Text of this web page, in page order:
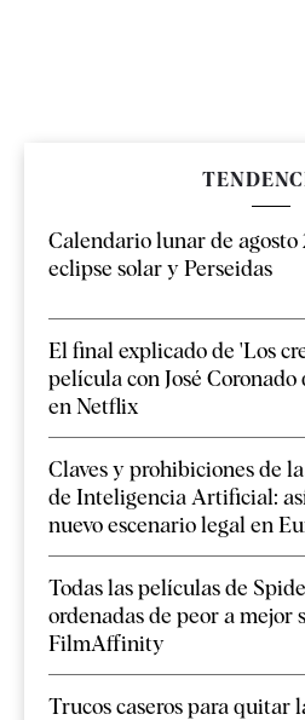
Calendario lunar de agosto
eclipse solar y Perseidas
El final explicado de 'Los
película con José Coronado
en Netflix
Claves y prohibiciones de
de Inteligencia Artificial:
nuevo escenario legal en
Todas las películas de
ordenadas de peor a mejor
FilmAffinity
Trucos caseros para quitar